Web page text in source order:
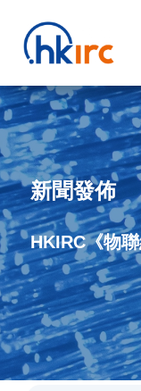
新聞發佈
HKIRC《物